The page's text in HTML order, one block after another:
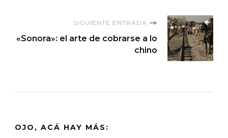
SIGUIENTE ENTRADA
«Sonora»: el arte de cobrarse a lo
chino
OJO, ACÁ HAY MÁS: